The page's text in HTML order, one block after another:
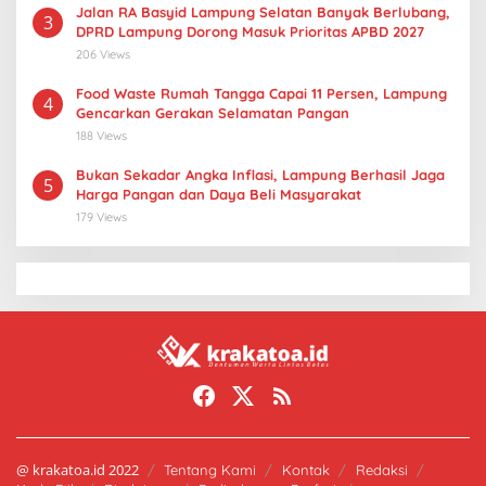
3
Jalan RA Basyid Lampung Selatan Banyak Berlubang,
DPRD Lampung Dorong Masuk Prioritas APBD 2027
206 Views
4
Food Waste Rumah Tangga Capai 11 Persen, Lampung
Gencarkan Gerakan Selamatan Pangan
188 Views
5
Bukan Sekadar Angka Inflasi, Lampung Berhasil Jaga
Harga Pangan dan Daya Beli Masyarakat
179 Views
@ krakatoa.id 2022 Tentang Kami Kontak
Redaksi